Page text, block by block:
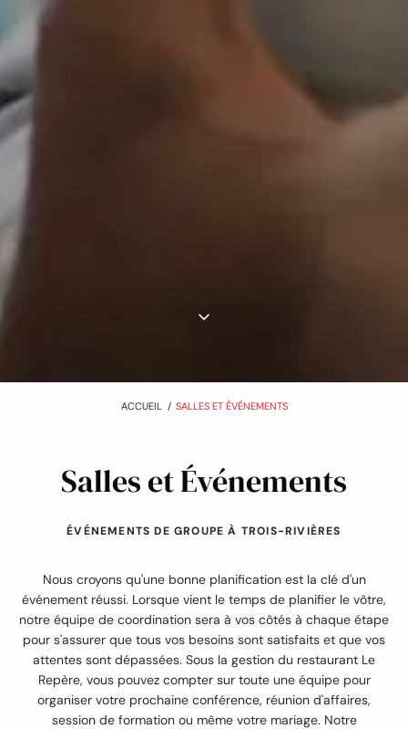
ACCUEIL SALLES ET ÉVÉNEMENTS
Salles et Événements
ÉVÉNEMENTS DE GROUPE À TROIS-RIVIÈRES
Nous croyons qu'une bonne planification est la clé d'un
événement réussi. Lorsque vient le temps de planifier le vôtre,
notre équipe de coordination sera à vos côtés à chaque étape
pour s'assurer que tous vos besoins sont satisfaits et que vos
attentes sont dépassées. Sous la gestion du restaurant Le
Repère, vous pouvez compter sur toute une équipe pour
organiser votre prochaine conférence, réunion d'affaires,
session de formation ou même votre mariage. Notre